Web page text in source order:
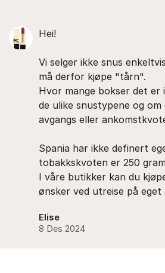
Hei!
Vi selger ikke snus
må derfor kjøpe "tårn".
Hvor mange bokser det
de ulike snustypene og
avgangs eller
Spania har ikke definert
tobakkskvoten er 250
I våre butikker kan du
ønsker ved utreise på eget
Elise
8 Des 2024